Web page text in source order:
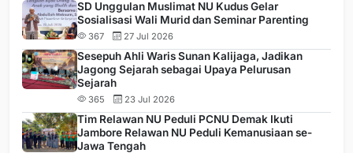
SD Unggulan Muslimat NU Kudus Gelar
Sosialisasi Wali Murid dan Seminar Parenting
367 27 Jul 2026
Sesepuh Ahli Waris Sunan Kalijaga, Jadikan
Jagong Sejarah sebagai Upaya Pelurusan
Sejarah
365 23 Jul 2026
Tim Relawan NU Peduli PCNU Demak Ikuti
Jambore Relawan NU Peduli Kemanusiaan se-
Jawa Tengah